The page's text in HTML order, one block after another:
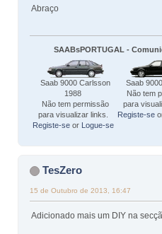
Abraço
SAABsPORTUGAL -
Saab 9000 Carlsson
1988
Não tem permissão
para visualizar links.
Registe-seor Logue-se
Saab
Não tem
para
Registe-se
TesZero
15 de Outubro de 2013, 16:47
Adicionado mais um DIY na